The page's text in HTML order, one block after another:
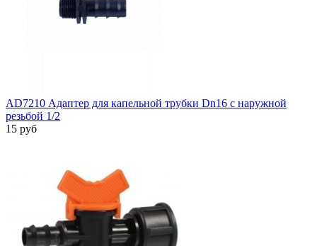
AD7210 Адаптер для капельной трубки Dn16 с наружной
резьбой 1/2
15 руб